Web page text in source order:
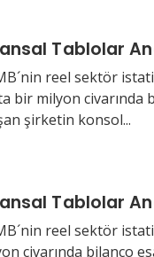
Tablolar
reel sektör
bir milyon civarında
şirketin konsol...
Tablolar
reel sektör
civarında bilanço